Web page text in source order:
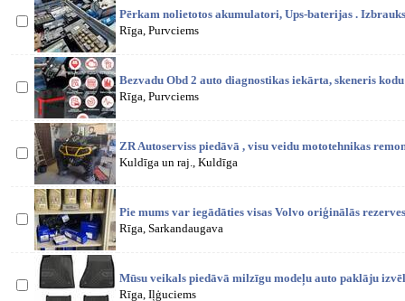
Pērkam nolietotos akumulatori, Ups-baterijas .
Rīga, Purvciems
Bezvadu Obd 2 auto diagnostikas iekārta, skeneris
Rīga, Purvciems
ZR Autoserviss piedāvā , visu veidu mototehnikas
Kuldīga un raj., Kuldīga
Pie mums var iegādāties visas Volvo oriģinālās
Rīga, Sarkandaugava
Mūsu veikals piedāvā milzīgu modeļu auto paklāju
Rīga, Iļģuciems